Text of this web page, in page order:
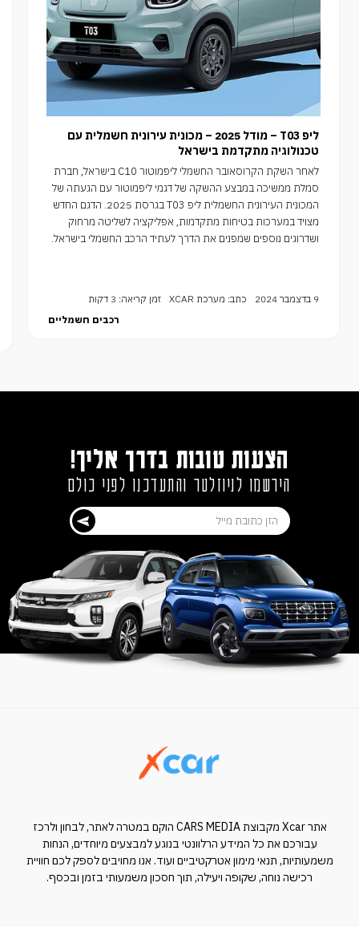
ליפ T03 – מודל 2025 – מכונית עירונית חשמלית עם
טכנולוגיה מתקדמת בישראל
לאחר השקת הקרוסאובר החשמלי ליפמוטור C10 בישראל, חברת
סמלת ממשיכה במבצע ההשקה של דגמי ליפמוטור עם הגעתה של
המכונית העירונית החשמלית ליפ T03 בגרסת 2025. הדגם החדש
מצויד במערכות בטיחות מתקדמות, אפליקציה לשליטה מרחוק
ושדרוגים נוספים שמפנים את הדרך לעתיד הרכב החשמלי בישראל.
9 בדצמבר 2024 כתב: מערכת XCAR
זמן קריאה: 3 דקות
רכבים חשמליים
הצעות טובות בדרך אליך!
הירשמו לניוזלטר והתעדכנו לפני כולם
אתר Xcar מקבוצת CARS MEDIA הוקם במטרה לאתר, לבחון ולרכז
עבורכם את כל המידע הרלוונטי בנוגע למבצעים מיוחדים, הנחות
משמעותיות, תנאי מימון אטרקטיביים ועוד. אנו מחויבים לספק לכם חוויית
רכישה נוחה, שקופה ויעילה, תוך חסכון משמעותי בזמן ובכסף.